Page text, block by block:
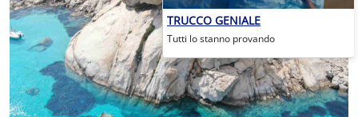
TRUCCO GENIALE
Tutti lo stanno provando